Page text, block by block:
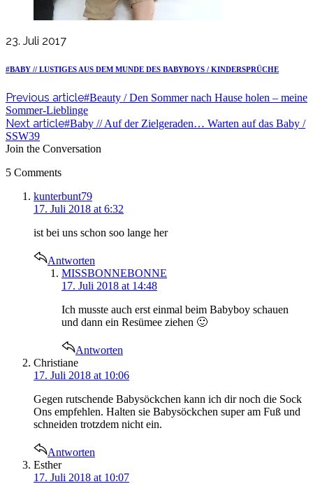
23. Juli 2017
#BABY // LUSTIGES AUS DEM MUNDE DES BABYBOYS / KINDERSPRÜCHE
Previous article#Beauty / Den Sommer nach Hause holen – meine
Sommer-Lieblinge
Next article#Baby // Auf der Zielgeraden… Warten auf das Baby /
SSW39
Join the Conversation
5 Comments
says:
kunterbunt79
17. Juli 2018 at 6:32
ist bei uns schon soo lange her
Antworten
says:
MISSBONNEBONNE
17. Juli 2018 at 14:48
Ich musste auch erst einmal beim Babyboy schauen
und dann ein Resümee ziehen 🙂
Antworten
says:
Christiane
17. Juli 2018 at 10:06
Gegen rutschende Babysöckchen kann ich dir noch die Sock
Ons empfehlen. Halten sie Babysöckchen super am Fuß und
schneiden trotzdem nicht ein.
Antworten
says:
Esther
17. Juli 2018 at 10:07